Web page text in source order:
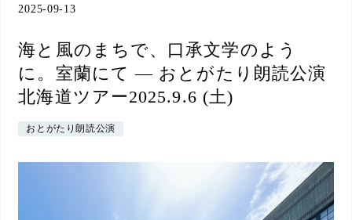
2025-09-13
海と風のまちで、口承文学のよう
に。室蘭にて ― おとがたり朗読公演
北海道ツアー2025.9.6 (土)
おとがたり朗読公演